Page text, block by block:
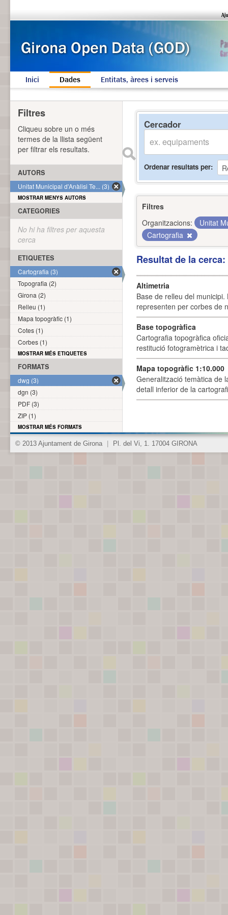
Inici Dades Entitats, àrees i serveis
Cercador
Ordenar resultats per
Filtres
Organitzacions:
Unitat
Cartografia
Resultat de la
Altimetria
Base de relleu del
representen per corbes de
Base topogràfica
Cartografia topogràfica
restitució fotogramètrica i
Mapa topogràfic 1:10.000
Generalització temàtica de
detall inferior de la
Filtres
Cliqueu sobre un o més
termes de la llista següent
per filtrar els resultats.
AUTORS
Unitat Municipal d'Anàlisi Te... (3)
MOSTRAR MENYS AUTORS
CATEGORIES
No hi ha filtres per aquesta
cerca
ETIQUETES
Cartografia (3)
Topografia (2)
Girona (2)
Relleu (1)
Mapa topogràfic (1)
Cotes (1)
Corbes (1)
MOSTRAR MÉS ETIQUETES
FORMATS
dwg (3)
dgn (3)
PDF (3)
ZIP (1)
MOSTRAR MÉS FORMATS
© 2013 Ajuntament de Girona Pl. del Vi, 1. 17004 GIRONA